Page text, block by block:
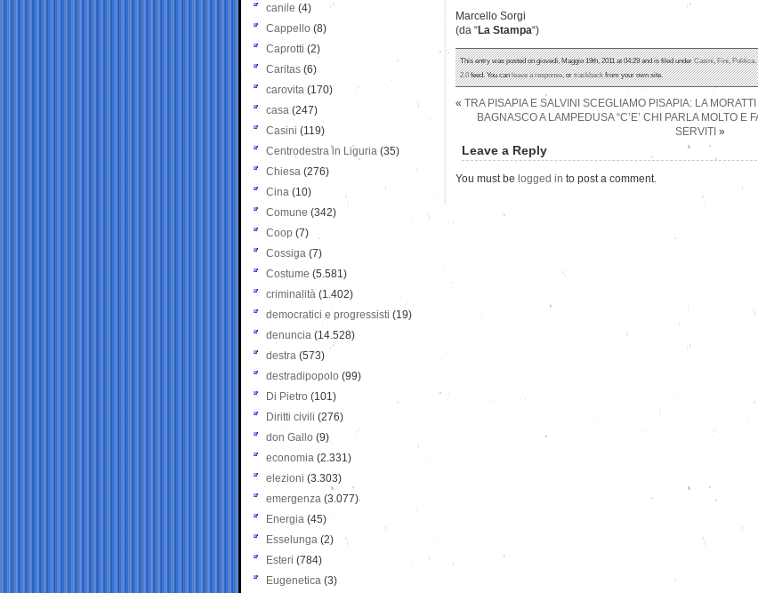
Marcello Sorgi
(da “La Stampa“)
This entry was posted on giovedì, Maggio 19th, 2011 at 04:29 and is filed underCasini,Fini,Politica.
2.0feed. You canleave a response, ortrackbackfrom your own site.
« TRA PISAPIA E SALVINI SCEGLIAMO PISAPIA: LA
BAGNASCO A LAMPEDUSA “C’E’ CHI PARLA MOLTO E
SERVITI »
Leave a Reply
You must be logged in to post a comment.
canile (4)
Cappello (8)
Caprotti (2)
Caritas (6)
carovita (170)
casa (247)
Casini (119)
Centrodestra in Liguria (35)
Chiesa (276)
Cina (10)
Comune (342)
Coop (7)
Cossiga (7)
Costume (5.581)
criminalità (1.402)
democratici e progressisti (19)
denuncia (14.528)
destra (573)
destradipopolo (99)
Di Pietro (101)
Diritti civili (276)
don Gallo (9)
economia (2.331)
elezioni (3.303)
emergenza (3.077)
Energia (45)
Esselunga (2)
Esteri (784)
Eugenetica (3)